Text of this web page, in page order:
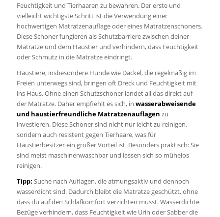
Feuchtigkeit und Tierhaaren zu bewahren. Der erste und
vielleicht wichtigste Schritt ist die Verwendung einer
hochwertigen Matratzenauflage oder eines Matratzenschoners.
Diese Schoner fungieren als Schutzbarriere zwischen deiner
Matratze und dem Haustier und verhindern, dass Feuchtigkeit
oder Schmutz in die Matratze eindringt.
Haustiere, insbesondere Hunde wie Dackel, die regelmäßig im
Freien unterwegs sind, bringen oft Dreck und Feuchtigkeit mit
ins Haus. Ohne einen Schutzschoner landet all das direkt auf
der Matratze. Daher empfiehlt es sich, in wasserabweisende
und haustierfreundliche Matratzenauflagen zu
investieren. Diese Schoner sind nicht nur leicht zu reinigen,
sondern auch resistent gegen Tierhaare, was für
Haustierbesitzer ein großer Vorteil ist. Besonders praktisch: Sie
sind meist maschinenwaschbar und lassen sich so mühelos
reinigen.
Tipp: Suche nach Auflagen, die atmungsaktiv und dennoch
wasserdicht sind. Dadurch bleibt die Matratze geschützt, ohne
dass du auf den Schlafkomfort verzichten musst. Wasserdichte
Bezüge verhindern, dass Feuchtigkeit wie Urin oder Sabber die